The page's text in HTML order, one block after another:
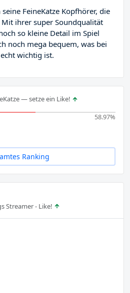
FeineKatze Kopfhörer, die
Mit ihrer super Soundqualität
so kleine Detail im Spiel
noch mega bequem, was bei
wichtig ist.
— setze ein Like!
58.97%
Ranking
Streamer - Like!